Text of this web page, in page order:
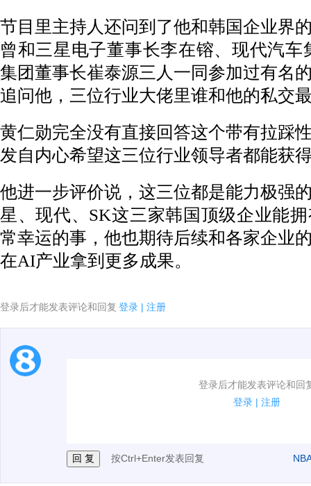
节目里主持人还问到了他和韩国企业界
曾和三星电子董事长李在镕、现代汽车
集团董事长崔泰源三人一同参加过有名
追问他，三位行业大佬里谁和他的私交
黄仁勋完全没有直接回答这个带有拉踩
发自内心希望这三位行业领导者都能获
他进一步评价说，这三位都是能力极强
星、现代、SK这三家韩国顶级企业能
常幸运的事，他也期待后续和各家企业
在AI产业拿到更多成果。
登录后才能发表评论和回复 登录 | 注册
登录后才能发表评论和回
登录 | 注册
1.电脑端新用户可以发表评论了！
按Ctrl+Enter发表回复